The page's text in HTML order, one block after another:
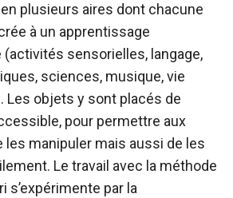
plusieurs aires dont chacune
à un apprentissage
sensorielles, langage,
sciences, musique, vie
Les objets y sont placés de
pour permettre aux
les manipuler mais aussi de les
Le travail avec la méthode
s’expérimente par la